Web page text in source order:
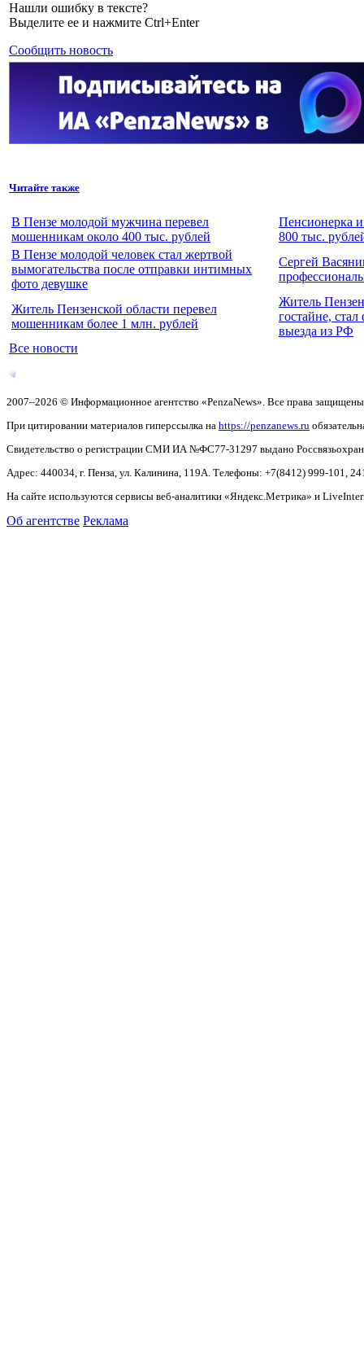
Нашли ошибку в тексте?
Выделите ее и нажмите Ctrl+Enter
Сообщить новость
Читайте также
В Пензе молодой мужчина перевел
мошенникам около 400 тыс. рублей
Пенсионерка
800 тыс.
В Пензе молодой человек стал жертвой
вымогательства после отправки интимных
фото девушке
Сергей
Житель Пензенской области перевел
мошенникам более 1 млн. рублей
Житель
гостайне,
выезда из РФ
Все новости
2007–2026 © Информационное агентство «PenzaNews». Все права
При цитировании материалов гиперссылка на https://penzanews.ru
Свидетельство о регистрации СМИ ИА №ФС77-31297 выдано
Адрес: 440034, г. Пенза, ул. Калинина, 119А. Телефоны: +7(8412) 999-101,
На сайте используются сервисы веб-аналитики «Яндекс.Метрика» и
Об агентстве Реклама